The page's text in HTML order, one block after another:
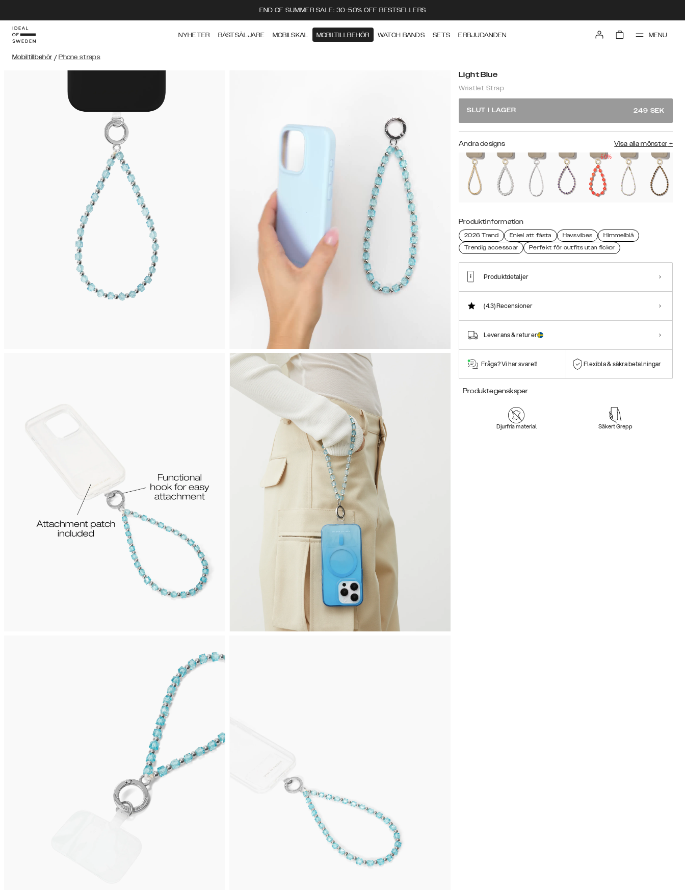
END OF SUMMER SALE: 30-50% OFF BESTSELLERS
NYHETER BÄSTSÄLJARE MOBILSKAL MOBILTILLBEHÖR WATCH BANDS SETS ERBJUDANDEN MENU
Mobiltillbehör / Phone straps
Light Blue
Wristlet Strap
SLUT I LAGER 249 SEK
Andra designs Visa alla mönster +
50%
Produktinformation
2026 Trend Enkel att fästa Havsvibes
Himmelblå
Trendig accessoar
Perfekt för outfits utan fickor
Produktdetaljer
(4.3)Recensioner
Leverans & returer
Fråga? Vi har svaret! Flexibla & säkra betalningar
Produktegenskaper
Djurfria material Säkert Grepp